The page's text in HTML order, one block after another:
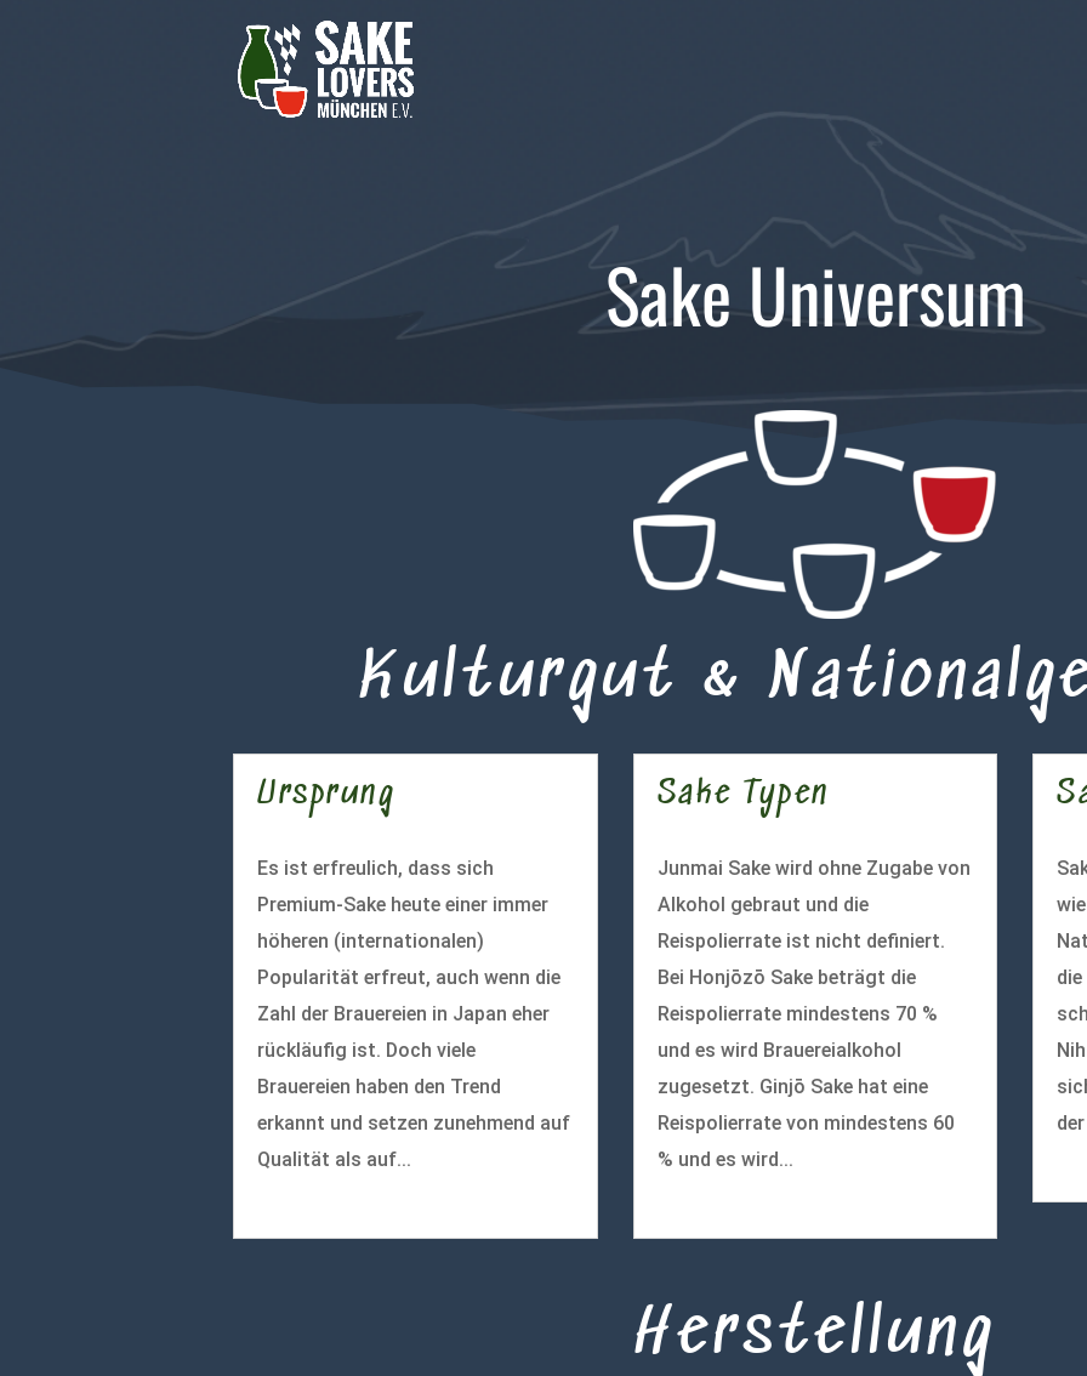
Sake Universum
Kulturgut &
Ursprung
Es ist erfreulich, dass sich
Premium-Sake heute einer immer
höheren (internationalen)
Popularität erfreut, auch wenn die
Zahl der Brauereien in Japan eher
rückläufig ist. Doch viele
Brauereien haben den Trend
erkannt und setzen zunehmend auf
Qualität als auf...
Sake Typen
Junmai Sake wird ohne Zugabe von
Alkohol gebraut und die
Reispolierrate ist nicht definiert.
Bei Honjōzō Sake beträgt die
Reispolierrate mindestens 70 %
und es wird Brauereialkohol
zugesetzt. Ginjō Sake hat eine
Reispolierrate von mindestens 60
% und es wird...
Herstellung